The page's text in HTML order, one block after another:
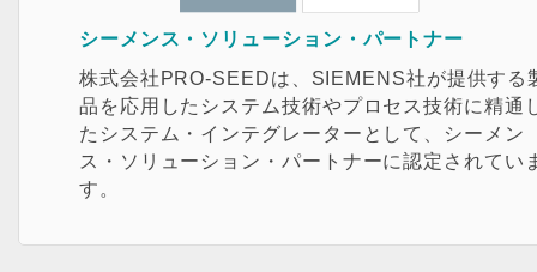
シーメンス・ソリューション・パートナー
株式会社PRO-SEEDは、SIEMENS社が提供する
品を応用したシステム技術やプロセス技術に精通
たシステム・インテグレーターとして、シーメン
ス・ソリューション・パートナーに認定されてい
す。